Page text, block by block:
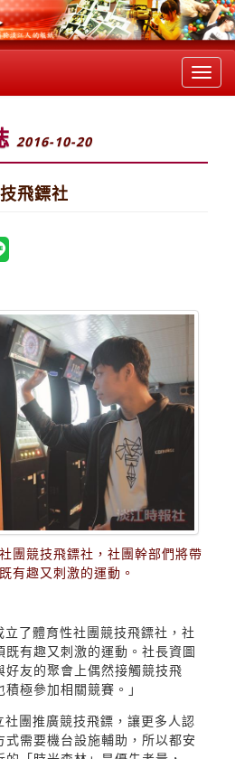
2016-10-20
飛鏢社
團競技飛鏢社，社團幹部們將帶
有趣又刺激的運動。
了體育性社團競技飛鏢社，社
有趣又刺激的運動。社長資圖
好友的聚會上偶然接觸競技飛
極參加相關競賽。」
團推廣競技飛鏢，讓更多人認
需要機台設施輔助，所以都安